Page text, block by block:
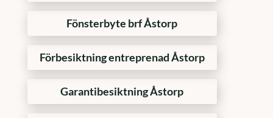
Fönsterbyte brf Åstorp
Förbesiktning entreprenad Åstorp
Garantibesiktning Åstorp